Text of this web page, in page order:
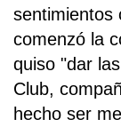
sentimientos
comenzó la
quiso "dar
Club,
hecho ser